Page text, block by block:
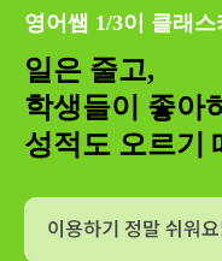
영어쌤 1/3이 클래
일은 줄고,
학생들이 좋아
성적도 오르기